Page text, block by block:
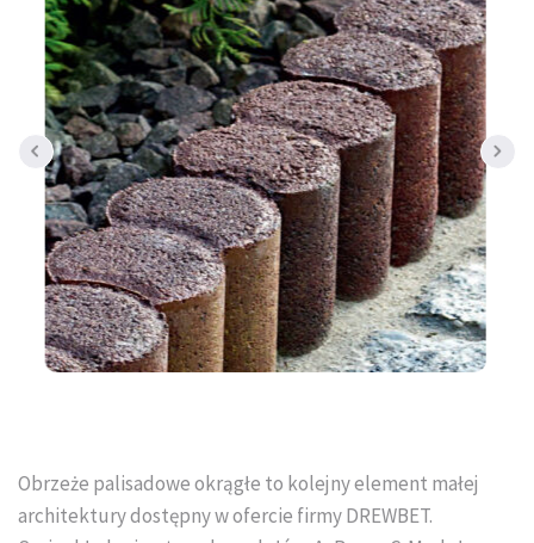
Tral-Słupex Śląsk
BRUK SA Śląsk
KOST-BET Śląsk
Bruk Sp. z o.o. Śląsk
DREWBET Śląsk
Goliat Gres Śląsk
USŁUGI BRUKARSKIE
Obrzeże palisadowe okrągłe to kolejny element małej
architektury dostępny w ofercie firmy DREWBET.